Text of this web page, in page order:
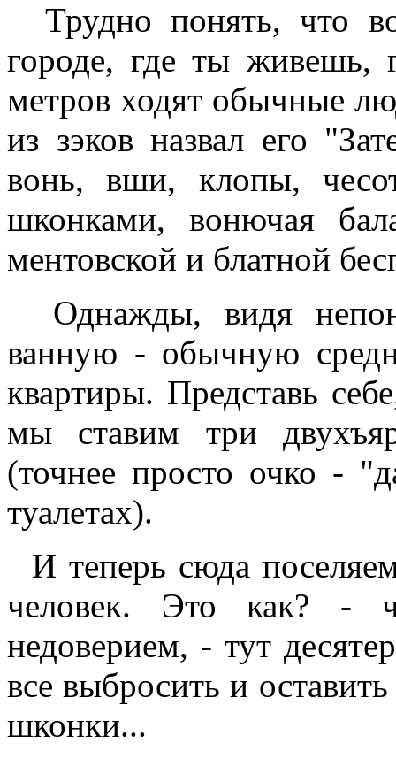
Трудно понять, что
городе, где ты живешь,
метров ходят обычные
из зэков назвал его
вонь, вши, клопы,
шконками, вонючая
ментовской и блатной
Однажды, видя
ванную - обычную
квартиры. Представь
мы ставим три
(точнее просто очко -
туалетах).
И теперь сюда
человек. Это как? -
недоверием, - тут
все выбросить и
шконки...